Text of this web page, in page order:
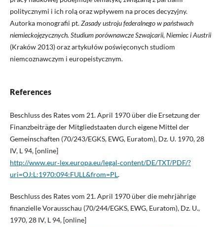
politycznymi i ich rolą oraz wpływem na proces decyzyjny.
Autorka monografii pt.Zasady ustroju federalnego w państwach
niemieckojęzycznych. Studium porównawcze Szwajcarii, Niemiec i Austrii
(Kraków 2013) oraz artykułów poświęconych studiom
niemcoznawczym i europeistycznym.
References
Beschluss des Rates vom 21. April 1970 über die Ersetzung der
Finanzbeiträge der Mitgliedstaaten durch eigene Mittel der
Gemeinschaften (70/243/EGKS, EWG, Euratom), Dz. U. 1970, 28
IV, L 94, [online]
http://www.eur‑lex.europa.eu/legal‑content/DE/TXT/PDF/?
uri=OJ:L:1970:094:FULL&from=PL.
Beschluss des Rates vom 21. April 1970 über die mehrjährige
finanzielle Vorausschau (70/244/EGKS, EWG, Euratom), Dz. U.,
1970, 28 IV, L 94, [online]